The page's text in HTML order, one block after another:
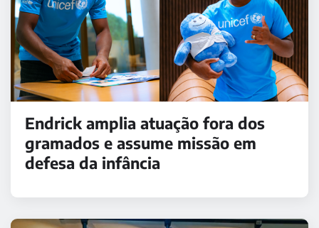
Endrick amplia atuação fora dos
gramados e assume missão em
defesa da infância